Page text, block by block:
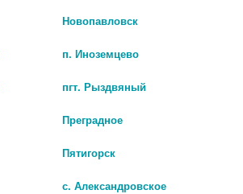
РЕКТ.
Новопавловск
п. Иноземцево
пгт. Рыздвяный
Преградное
Пятигорск
с. Александровское